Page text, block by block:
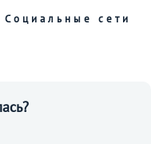
сети